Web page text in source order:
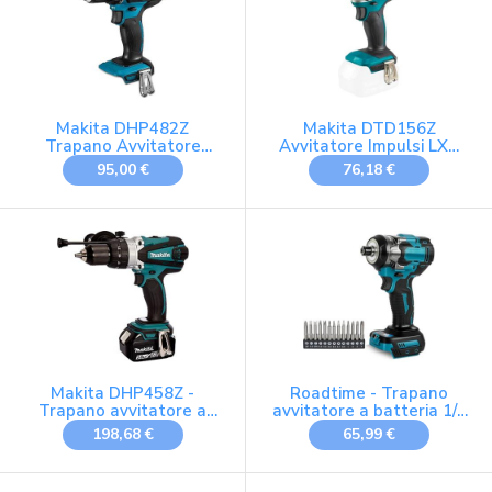
BL1860B, BL1840,
BL1840B
Malta, Foraggio
Makita DHP482Z
Trapano Avvitatore
Percussione Batteria
18V Solo Corpo
95,00 €
Makita DTD156Z
Avvitatore Impulsi LXT
Batteria 18V Makpac
76,18 €
Makita DHP458Z -
Trapano avvitatore a
percussione 91 Nm Lxt
18 V + 1 batteria 18 V 3
198,68 €
Roadtime - Trapano
avvitatore a batteria 1/4
per batterie Makita 18V
(senza batteria),
65,99 €